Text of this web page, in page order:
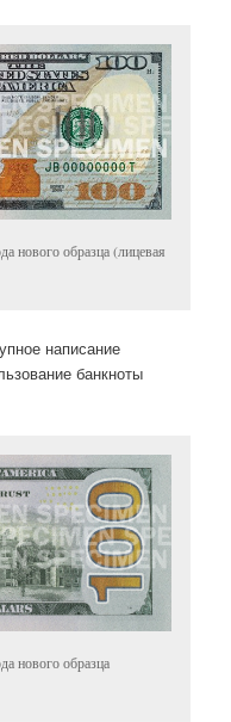
нового образца (лицевая
написание
банкноты
нового образца